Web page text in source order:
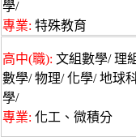
學/
專業: 特殊教育
高中(職): 文組數學/ 理
數學/ 物理/ 化學/ 地球
學/
專業: 化工、微積分